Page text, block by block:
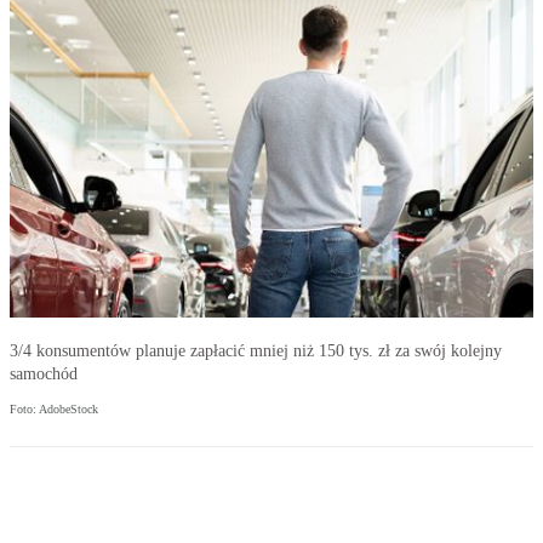
3/4 konsumentów planuje zapłacić mniej niż 150 tys. zł za swój kolejny
samochód
Foto: AdobeStock